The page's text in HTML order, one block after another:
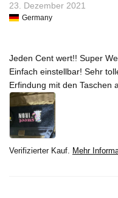
23. Dezember 2021
Germany
Jeden Cent wert!! Super
Einfach einstellbar! Sehr
Erfindung mit den Taschen
Verifizierter Kauf. Mehr